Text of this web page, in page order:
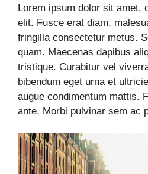
Lorem ipsum dolor sit amet,
elit. Fusce erat diam,
fringilla consectetur metus.
quam. Maecenas dapibus
tristique. Curabitur vel
bibendum eget urna et
augue condimentum mattis.
ante. Morbi pulvinar sem ac